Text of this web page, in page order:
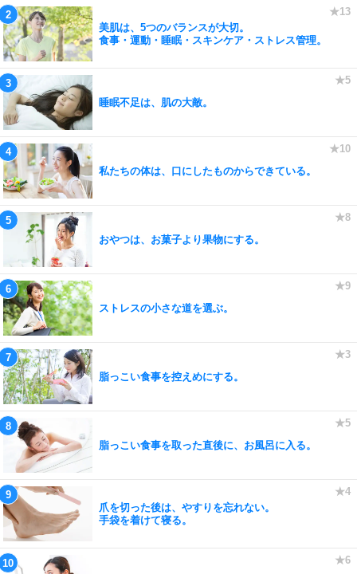
美肌は、5つのバランスが大切。
食事・運動・睡眠・スキンケア・ストレス管理。
睡眠不足は、肌の大敵。
私たちの体は、口にしたものからできている。
おやつは、お菓子より果物にする。
ストレスの小さな道を選ぶ。
脂っこい食事を控えめにする。
脂っこい食事を取った直後に、お風呂に入る。
爪を切った後は、やすりを忘れない。
手袋を着けて寝る。